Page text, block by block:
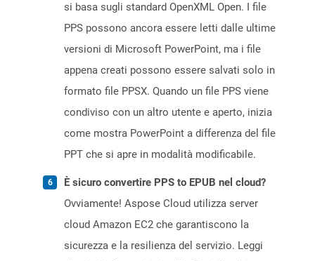
si basa sugli standard OpenXML Open. I file
PPS possono ancora essere letti dalle ultime
versioni di Microsoft PowerPoint, ma i file
appena creati possono essere salvati solo in
formato file PPSX. Quando un file PPS viene
condiviso con un altro utente e aperto, inizia
come mostra PowerPoint a differenza del file
PPT che si apre in modalità modificabile.
È sicuro convertire PPS to EPUB nel cloud?
Ovviamente! Aspose Cloud utilizza server
cloud Amazon EC2 che garantiscono la
sicurezza e la resilienza del servizio. Leggi